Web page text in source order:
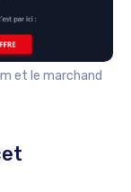
et le marchand